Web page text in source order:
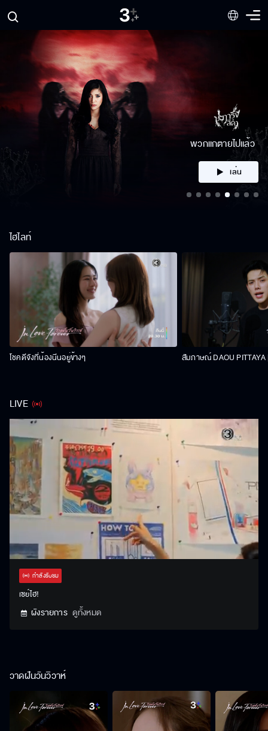
คลิก
ไฮไลท์
โชคดีจังที่น้องนีนอยู่ข้างๆ สัมภาษณ์ DAOU PITTAYA
LIVE
UnmuteStream Settings
กำลังรับชม
เซย์ไฮ!
ผังรายการ ดูทั้งหมด
วาดฝันวันวิวาห์